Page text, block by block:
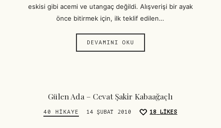
eskisi gibi acemi ve utangaç değildi. Alışverişi bir ayak
önce bitirmek için, ilk teklif edilen…
DEVAMINI OKU
Gülen Ada – Cevat Şakir Kabaağaçlı
40 HIKAYE 14 ŞUBAT 2010 18 LIKES